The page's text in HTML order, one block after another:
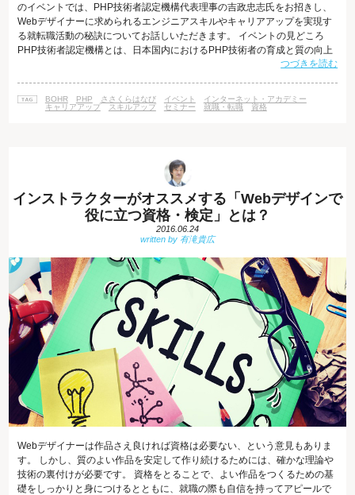
のイベントでは、PHP技術者認定機構代表理事の吉政忠志氏をお招きし、
Webデザイナーに求められるエンジニアスキルやキャリアアップを実現す
る就転職活動の秘訣についてお話しいただきます。 イベントの見どころ
PHP技術者認定機構とは、日本国内におけるPHP技術者の育成と質の向上
を目的に活動している団体です。 同機構が運営する「PHP技術者認定試
ブログ記事「今資格を取るならITスキル標準に登録された「PHP技術者認
定試験」！」をご覧ください） PHPは、Webに特化して作られたプロ
つづきを読む
BOHR PHP ささくらはなび イベント
インターネット・アカデミー
キャリアアップ
スキルアップ セミナー 就職・転職 資格
インストラクターがオススメする「Webデザインで
役に立つ資格・検定」とは？
2016.06.24
Webデザイナーは作品さえ良ければ資格は必要ない、という意見もありま
す。 しかし、質のよい作品を安定して作り続けるためには、確かな理論や
技術の裏付けが必要です。 資格をとることで、よい作品をつくるための基
礎をしっかりと身につけるとともに、就職の際も自信を持ってアピールで